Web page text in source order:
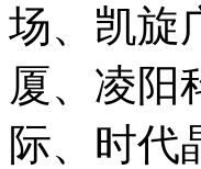
场、凯旋
厦、凌阳
际、时代